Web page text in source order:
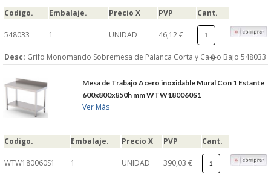
Codigo. Embalaje. Precio X PVP Cant.
548033 1 UNIDAD 46,12 €
Desc: Grifo Monomando Sobremesa de Palanca Corta y Ca�o Bajo 548033
Mesa de Trabajo Acero inoxidable Mural Con 1 Estante
600x800x850h mm WTW180060S1
Ver Más
Codigo. Embalaje. Precio X PVP Cant.
WTW180060S1 1 UNIDAD 390,03 €